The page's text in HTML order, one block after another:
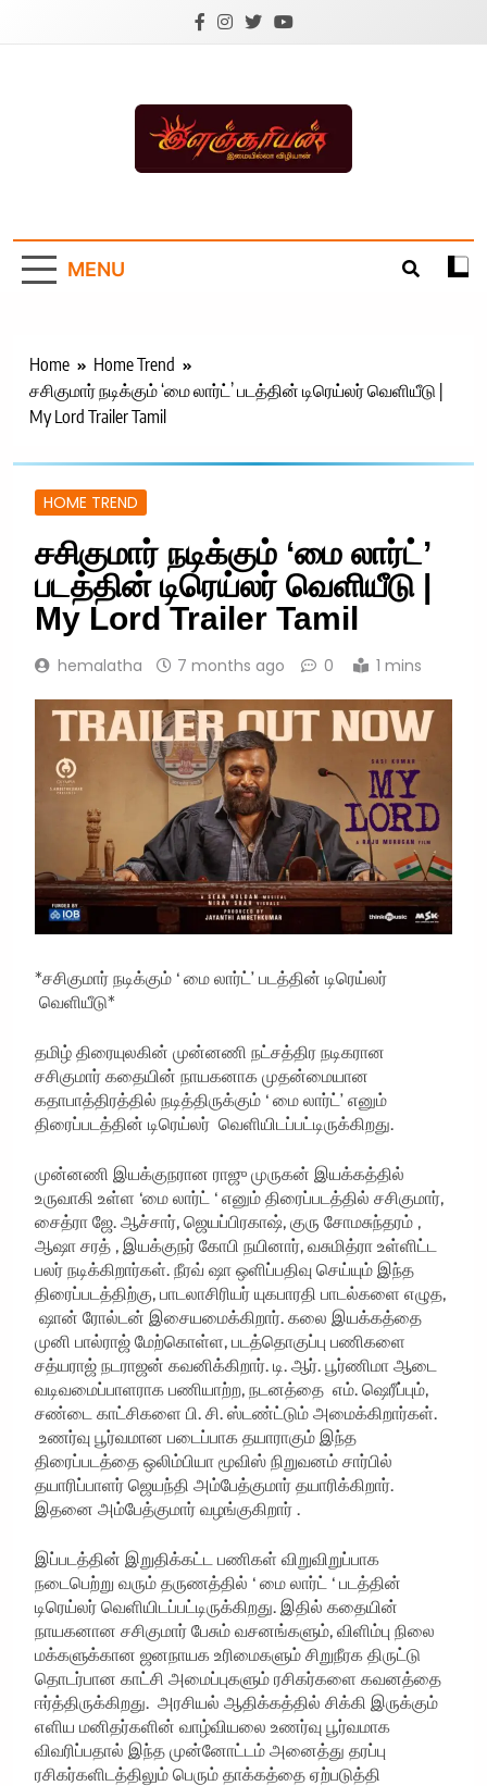
Tamil News |
Health | Tamil
Technology |
Sports News
MENU
Home
Home Trend
சசிகுமார் நடிக்கும் ‘மை லார்ட்’ படத்தின் டிரெய்லர் வெளியீடு |
My Lord Trailer Tamil
HOME TREND
சசிகுமார் நடிக்கும் ‘மை லார்ட்’
படத்தின் டிரெய்லர் வெளியீடு |
My Lord Trailer Tamil
hemalatha 7 months ago 0 1 mins
*சசிகுமார் நடிக்கும் ‘ மை லார்ட்’ படத்தின் டிரெய்லர்
வெளியீடு*
தமிழ் திரையுலகின் முன்னணி நட்சத்திர நடிகரான
சசிகுமார் கதையின் நாயகனாக முதன்மையான
கதாபாத்திரத்தில் நடித்திருக்கும் ‘ மை லார்ட்’ எனும்
திரைப்படத்தின் டிரெய்லர் வெளியிடப்பட்டிருக்கிறது.
முன்னணி இயக்குநரான ராஜு முருகன் இயக்கத்தில்
உருவாகி உள்ள ‘மை லார்ட் ‘ எனும் திரைப்படத்தில் சசிகுமார்,
சைத்ரா ஜே. ஆச்சார், ஜெயப்பிரகாஷ், குரு சோமசுந்தரம் ,
ஆஷா சரத் , இயக்குநர் கோபி நயினார், வசுமித்ரா உள்ளிட்ட
பலர் நடிக்கிறார்கள். நீரவ் ஷா ஒளிப்பதிவு செய்யும் இந்த
திரைப்படத்திற்கு, பாடலாசிரியர் யுகபாரதி பாடல்களை எழுத,
ஷான் ரோல்டன் இசையமைக்கிறார். கலை இயக்கத்தை
முனி பால்ராஜ் மேற்கொள்ள, படத்தொகுப்பு பணிகளை
சத்யராஜ் நடராஜன் கவனிக்கிறார். டி. ஆர். பூர்ணிமா ஆடை
வடிவமைப்பாளராக பணியாற்ற, நடனத்தை எம். ஷெரீப்பும்,
சண்டை காட்சிகளை பி. சி. ஸ்டண்ட்டும் அமைக்கிறார்கள்.
உணர்வு பூர்வமான படைப்பாக தயாராகும் இந்த
திரைப்படத்தை ஒலிம்பியா மூவிஸ் நிறுவனம் சார்பில்
தயாரிப்பாளர் ஜெயந்தி அம்பேத்குமார் தயாரிக்கிறார்.
இதனை அம்பேத்குமார் வழங்குகிறார் .
இப்படத்தின் இறுதிக்கட்ட பணிகள் விறுவிறுப்பாக
நடைபெற்று வரும் தருணத்தில் ‘ மை லார்ட் ‘ படத்தின்
டிரெய்லர் வெளியிடப்பட்டிருக்கிறது. இதில் கதையின்
நாயகனான சசிகுமார் பேசும் வசனங்களும், விளிம்பு நிலை
மக்களுக்கான ஜனநாயக உரிமைகளும் சிறுநீரக திருட்டு
தொடர்பான காட்சி அமைப்புகளும் ரசிகர்களை கவனத்தை‌
ஈர்த்திருக்கிறது. அரசியல் ஆதிக்கத்தில் சிக்கி இருக்கும்
எளிய மனிதர்களின் வாழ்வியலை உணர்வு பூர்வமாக
விவரிப்பதால் இந்த முன்னோட்டம் அனைத்து தரப்பு
ரசிகர்களிடத்திலும் பெரும் தாக்கத்தை ஏற்படுத்தி